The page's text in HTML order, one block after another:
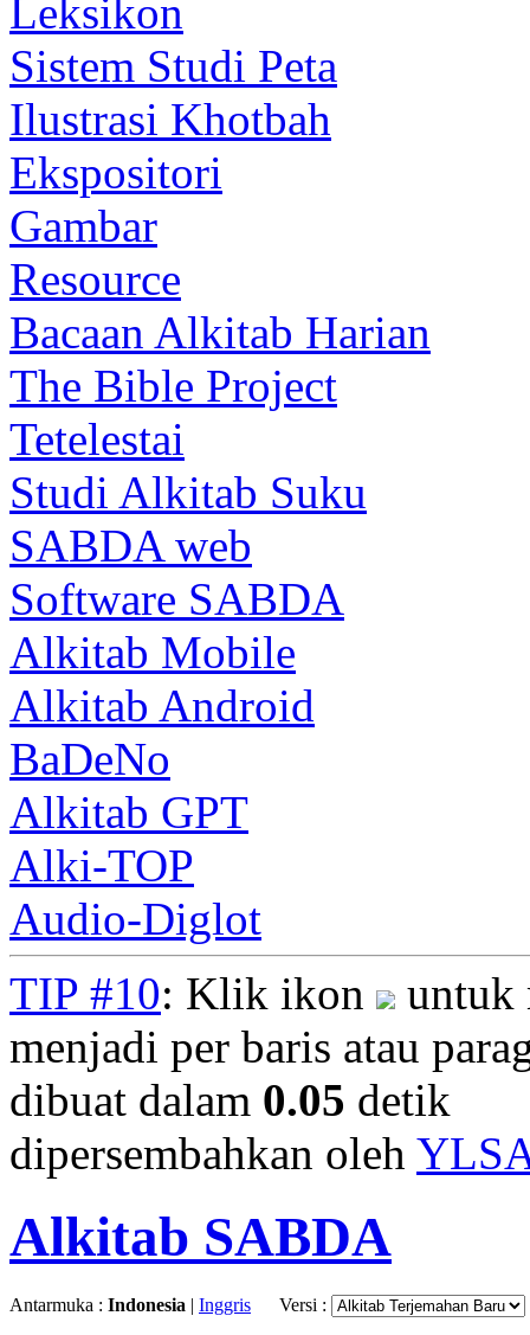
Leksikon
Sistem Studi Peta
Ilustrasi Khotbah
Ekspositori
Gambar
Resource
Bacaan Alkitab Harian
The Bible Project
Tetelestai
Studi Alkitab Suku
SABDA web
Software SABDA
Alkitab Mobile
Alkitab Android
BaDeNo
Alkitab GPT
Alki-TOP
Audio-Diglot
TIP #10: Klik ikon
untuk
menjadi per baris atau
dibuat dalam 0.05 detik
dipersembahkan oleh
Alkitab SABDA
Antarmuka : Indonesia | Inggris Versi :